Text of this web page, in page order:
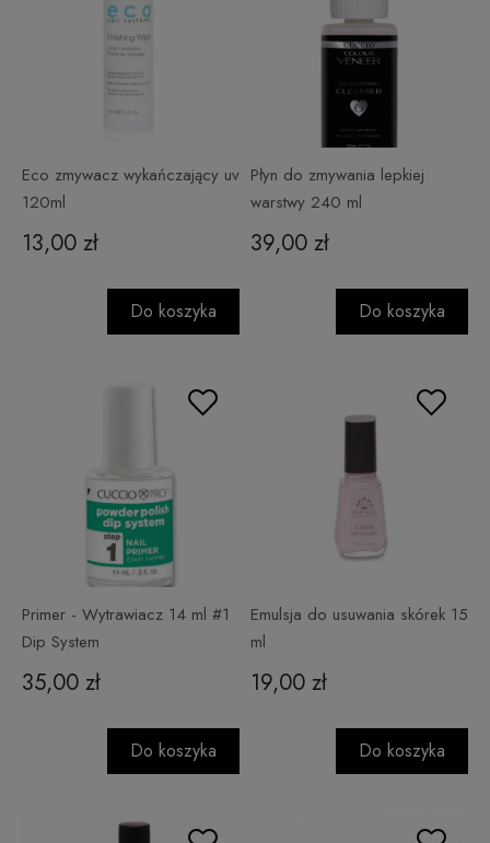
Eco zmywacz wykańczający uv
120ml
13,00 zł
Do koszyka
Płyn do zmywania lepkiej
warstwy 240 ml
39,00 zł
Do koszyka
Primer - Wytrawiacz 14 ml #1
Dip System
35,00 zł
Do koszyka
Emulsja do usuwania skórek 15
ml
19,00 zł
Do koszyka